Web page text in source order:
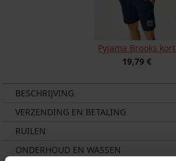
Pyjama Brooks kort
19,79 €
BESCHRIJVING
VERZENDING EN BETALING
RUILEN
ONDERHOUD EN WASSEN